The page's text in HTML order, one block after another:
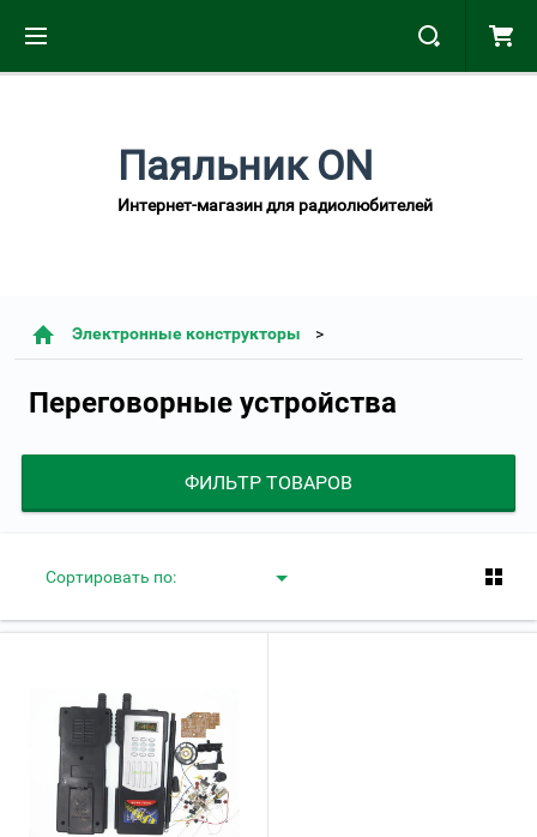
Паяльник ON
Интернет-магазин для радиолюбителей
Электронные конструкторы
Переговорные устройства
ФИЛЬТР ТОВАРОВ
Сортировать по: